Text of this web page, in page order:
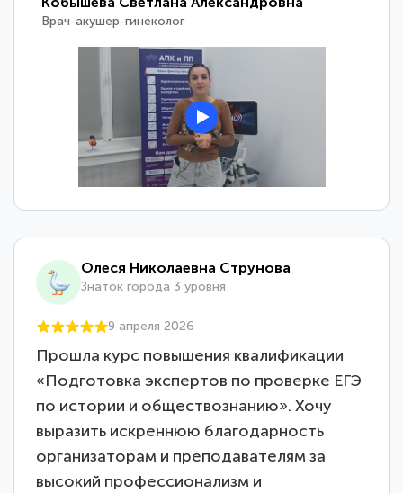
Врач-акушер-гинеколог
Олеся Николаевна Струнова
Знаток города 3 уровня
9 апреля 2026
Прошла курс повышения квалификации
«Подготовка экспертов по проверке ЕГЭ
по истории и обществознанию». Хочу
выразить искреннюю благодарность
организаторам и преподавателям за
высокий профессионализм и